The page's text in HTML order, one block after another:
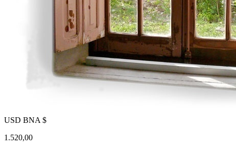
USD BNA $
1.520,00